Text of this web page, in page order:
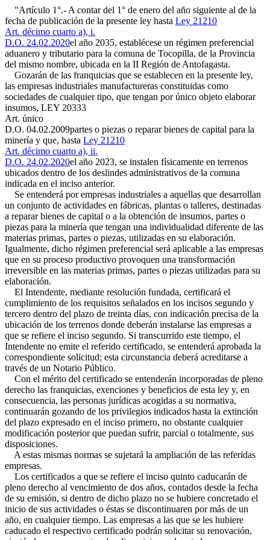
"Artículo 1°.- A contar del 1° de enero del año siguiente al de la
fecha de publicación de la presente ley hasta Ley 21210
Art. décimo cuarto a), i.
D.O. 24.02.2020el año 2035, establécese un régimen preferencial
aduanero y tributario para la comuna de Tocopilla, de la Provincia
del mismo nombre, ubicada en la II Región de Antofagasta.
Gozarán de las franquicias que se establecen en la presente ley,
las empresas industriales manufactureras constituidas como
sociedades de cualquier tipo, que tengan por único objeto elaborar
insumos, LEY 20333
Art. único
D.O. 04.02.2009partes o piezas o reparar bienes de capital para la
minería y que, hasta Ley 21210
Art. décimo cuarto a), ii.
D.O. 24.02.2020el año 2023, se instalen físicamente en terrenos
ubicados dentro de los deslindes administrativos de la comuna
indicada en el inciso anterior.
Se entenderá por empresas industriales a aquellas que desarrollan
un conjunto de actividades en fábricas, plantas o talleres, destinadas
a reparar bienes de capital o a la obtención de insumos, partes o
piezas para la minería que tengan una individualidad diferente de las
materias primas, partes o piezas, utilizadas en su elaboración.
Igualmente, dicho régimen preferencial será aplicable a las empresas
que en su proceso productivo provoquen una transformación
irreversible en las materias primas, partes o piezas utilizadas para su
elaboración.
El Intendente, mediante resolución fundada, certificará el
cumplimiento de los requisitos señalados en los incisos segundo y
tercero dentro del plazo de treinta días, con indicación precisa de la
ubicación de los terrenos donde deberán instalarse las empresas a
que se refiere el inciso segundo. Si transcurrido este tiempo, el
Intendente no emite el referido certificado, se entenderá aprobada la
correspondiente solicitud; esta circunstancia deberá acreditarse a
través de un Notario Público.
Con el mérito del certificado se entenderán incorporadas de pleno
derecho las franquicias, exenciones y beneficios de esta ley y, en
consecuencia, las personas jurídicas acogidas a su normativa,
continuarán gozando de los privilegios indicados hasta la extinción
del plazo expresado en el inciso primero, no obstante cualquier
modificación posterior que puedan sufrir, parcial o totalmente, sus
disposiciones.
A estas mismas normas se sujetará la ampliación de las referidas
empresas.
Los certificados a que se refiere el inciso quinto caducarán de
pleno derecho al vencimiento de dos años, contados desde la fecha
de su emisión, si dentro de dicho plazo no se hubiere concretado el
inicio de sus actividades o éstas se discontinuaren por más de un
año, en cualquier tiempo. Las empresas a las que se les hubiere
caducado el respectivo certificado podrán solicitar su renovación,